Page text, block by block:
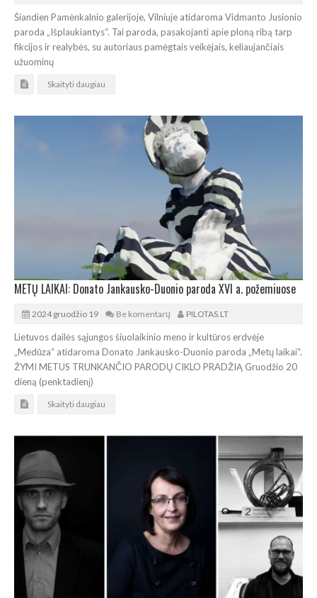
Šiandien Pamėnkalnio galerijoje, Vilniuje atidaroma Vidmanto Jusionio
paroda „Išplaukiantys“. Tai paroda, pasakojanti apie ploną ribą tarp
fikcijos ir realybės, su autoriaus pamėgtais veikėjais, keliaujančiais
užuominų
Skaityti daugiau
METŲ LAIKAI: Donato Jankausko-Duonio paroda XVI a. požemiuose
2024 gruodžio 19 Be komentarų PILOTAS.LT
Lietuvos dailės sąjungos šiuolaikinio meno ir kultūros erdvėje
„Medūza“ atidaroma Donato Jankausko-Duonio paroda „Metų laikai“.
ŽYMI METUS TRUNKANČIO PARODŲ CIKLO PRADŽIĄ Gruodžio 20
dieną (penktadienį)
Skaityti daugiau